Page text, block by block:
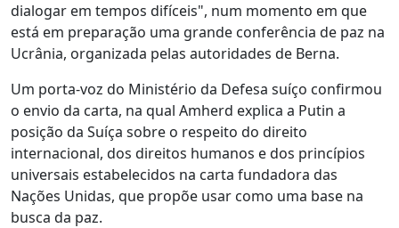
dialogar em tempos difíceis", num momento em que
está em preparação uma grande conferência de paz na
Ucrânia, organizada pelas autoridades de Berna.
Um porta-voz do Ministério da Defesa suíço confirmou
o envio da carta, na qual Amherd explica a Putin a
posição da Suíça sobre o respeito do direito
internacional, dos direitos humanos e dos princípios
universais estabelecidos na carta fundadora das
Nações Unidas, que propõe usar como uma base na
busca da paz.